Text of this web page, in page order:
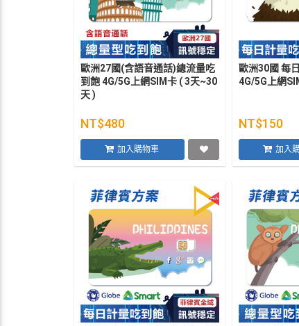
歐洲27國(含語音通話)總流量吃
到飽 4G/5G上網SIM卡 ( 3天~30
天 )
NT$480
加入購物車
歐洲30國 每
4G/5G上網
NT$150
加入